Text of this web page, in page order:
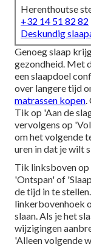
Herenthoutse
+32 14 51 82 82
Deskundig
Genoeg slaap
gezondheid. Met
een slaapdoel
over langere tijd
matrassen kopen.
Tik op 'Aan de
vervolgens op
om het volgende
uren in dat je wilt
Tik linksboven
'Ontspan' of
de tijd in te
linkerbovenhoek
slaan. Als je het
wijzigingen
'Alleen volgende